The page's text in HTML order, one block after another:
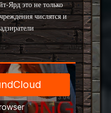
Ярд это не только
числятся и